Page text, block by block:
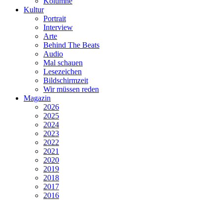
Kultur
Portrait
Interview
Arte
Behind The Beats
Audio
Mal schauen
Lesezeichen
Bildschirmzeit
Wir müssen reden
Magazin
2026
2025
2024
2023
2022
2021
2020
2019
2018
2017
2016